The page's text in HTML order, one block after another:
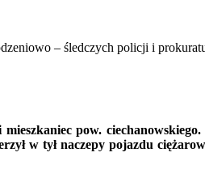
– śledczych policji i
pow. ciechanowskiego.
w tył naczepy pojazdu